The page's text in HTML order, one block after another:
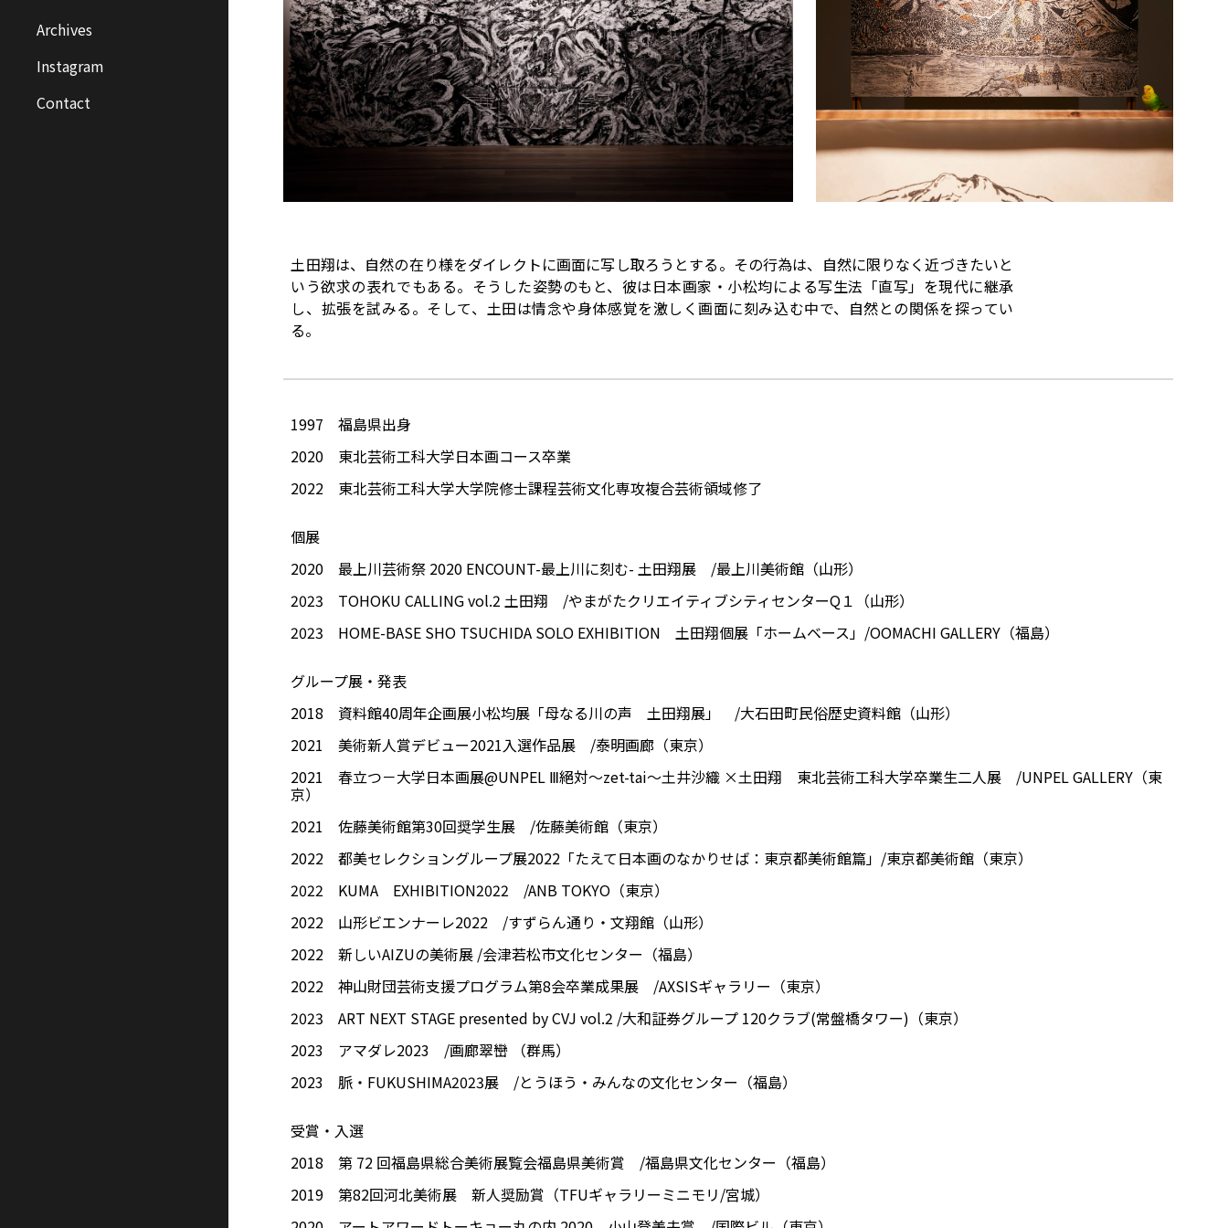
Archives
Instagram
Contact
土田翔は、自然の在り様をダイレクトに画面に写し取ろうとする。その行為は、自然に限りなく近づきたいと
いう欲求の表れでもある。そうした姿勢のもと、彼は日本画家・小松均による写生法「直写」を現代に継承
し、拡張を試みる。そして、土田は情念や身体感覚を激しく画面に刻み込む中で、自然との関係を探ってい
る。
1997 福島県出身
2020 東北芸術工科大学日本画コース卒業
2022 東北芸術工科大学大学院修士課程芸術文化専攻複合芸術領域修了
個展
2020 最上川芸術祭 2020 ENCOUNT-最上川に刻む- 土田翔展 /最上川美術館（山形）
2023 TOHOKU CALLING vol.2 土田翔 /やまがたクリエイティブシティセンターQ１（山形）
2023 HOME-BASE SHO TSUCHIDA SOLO EXHIBITION 土田翔個展「ホームベース」/OOMACHI GALLERY（福島）
グループ展・発表
2018 資料館40周年企画展小松均展「母なる川の声 土田翔展」 /大石田町民俗歴史資料館（山形）
2021 美術新人賞デビュー2021入選作品展 /泰明画廊（東京）
2021 春立つ－大学日本画展@UNPEL Ⅲ絕対〜zet-tai〜⼟井沙織 ×⼟⽥翔 東北芸術⼯科⼤学卒業⽣⼆⼈展 /UNPEL GALLERY（東
京）
2021 佐藤美術館第30回奨学生展 /佐藤美術館（東京）
2022 都美セレクショングループ展2022「たえて日本画のなかりせば：東京都美術館篇」/東京都美術館（東京）
2022 KUMA EXHIBITION2022 /ANB TOKYO（東京）
2022 山形ビエンナーレ2022 /すずらん通り・文翔館（山形）
2022 新しいAIZUの美術展 /会津若松市文化センター（福島）
2022 神山財団芸術支援プログラム第8会卒業成果展 /AXSISギャラリー（東京）
2023 ART NEXT STAGE presented by CVJ vol.2 /大和証券グループ 120クラブ(常盤橋タワー)（東京）
2023 アマダレ2023 /画廊翠巒 （群馬）
2023 脈・FUKUSHIMA2023展 /とうほう・みんなの文化センター（福島）
受賞・入選
2018 第 72 回福島県総合美術展覧会福島県美術賞 /福島県文化センター（福島）
2019 第82回河北美術展 新人奨励賞（TFUギャラリーミニモリ/宮城）